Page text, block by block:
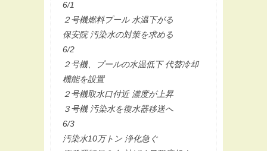
6/1
２号機燃料プール 水温下がる
保安院 汚染水の対策を求める
6/2
２号機、プールの水温低下 代替冷却
機能を設置
２号機取水口付近 濃度が上昇
３号機 汚染水を復水器移送へ
6/3
汚染水10万トン 浄化急ぐ